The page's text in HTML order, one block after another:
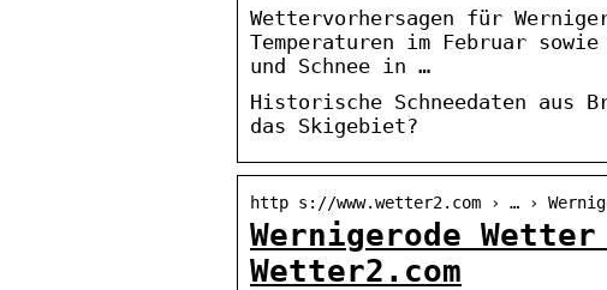
Wettervorhersagen für
Temperaturen im Februar
und Schnee in …
Historische Schneedaten aus
das Skigebiet?
http s://www.wetter2.com › … ›
Wernigerode
Wetter2.com